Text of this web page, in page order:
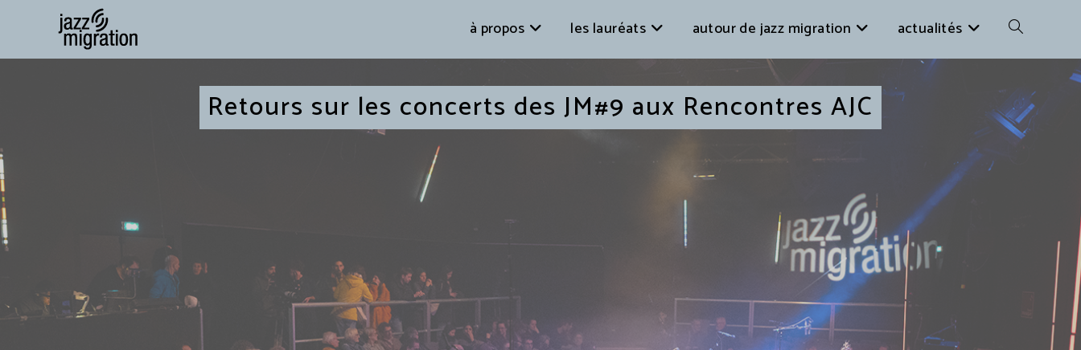
à propos les lauréats autour de jazz migration actualités
Retours sur les concerts des JM#9 aux Rencontres AJC